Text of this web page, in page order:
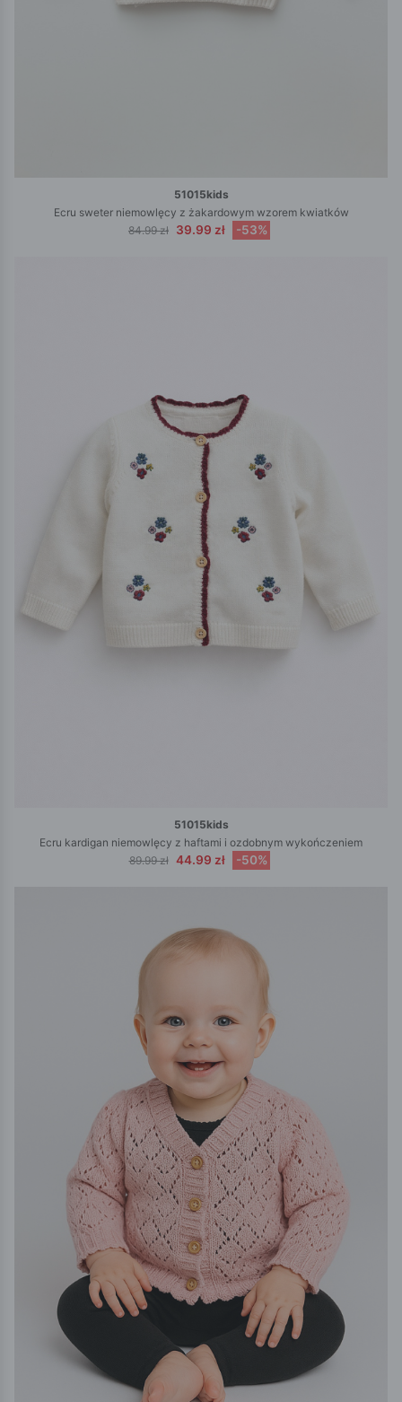
51015kids
Ecru sweter niemowlęcy z żakardowym wzorem kwiatków
84.99 zł 39.99 zł -53%
51015kids
Ecru kardigan niemowlęcy z haftami i ozdobnym wykończeniem
89.99 zł 44.99 zł -50%